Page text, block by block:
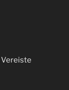
Vereiste